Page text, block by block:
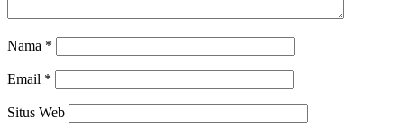
Nama *
Email *
Situs Web